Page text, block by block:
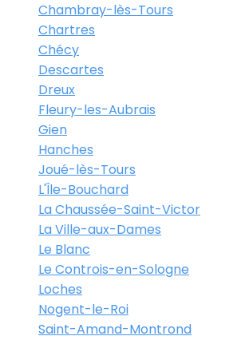
Chambray-lès-Tours
Chartres
Chécy
Descartes
Dreux
Fleury-les-Aubrais
Gien
Hanches
Joué-lès-Tours
L'Île-Bouchard
La Chaussée-Saint-Victor
La Ville-aux-Dames
Le Blanc
Le Controis-en-Sologne
Loches
Nogent-le-Roi
Saint-Amand-Montrond